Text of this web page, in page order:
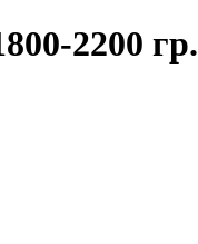
2200 гр.